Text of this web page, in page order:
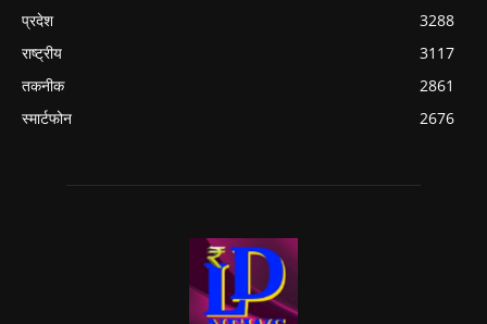
प्रदेश
3288
राष्ट्रीय
3117
तकनीक
2861
स्मार्टफोन
2676